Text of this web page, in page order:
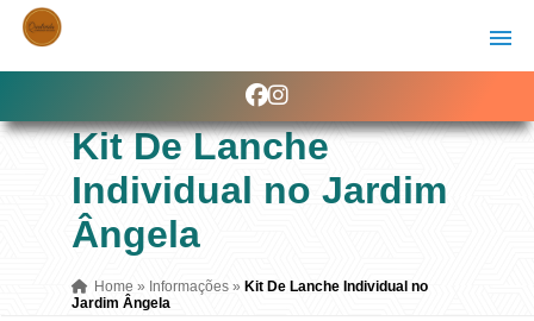
Kit De Lanche
Individual no Jardim
Ângela
Home » Informações » Kit De Lanche Individual no
Jardim Ângela